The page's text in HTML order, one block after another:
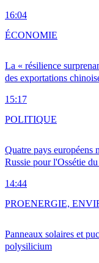
16:04
La « résilience
des exportations
15:17
ÉCONOMIE
Quatre pays européens
Russie pour l'Ossétie
14:44
POLITIQUE
Panneaux solaires et
polysilicium
PROENERGIE,